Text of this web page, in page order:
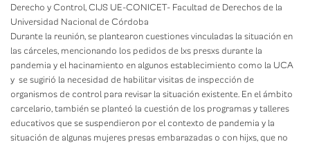
Derecho y Control, CIJS UE-CONICET- Facultad de Derechos de la
Universidad Nacional de Córdoba
Durante la reunión, se plantearon cuestiones vinculadas la situación en
las cárceles, mencionando los pedidos de lxs presxs durante la
pandemia y el hacinamiento en algunos establecimiento como la UCA
y se sugirió la necesidad de habilitar visitas de inspección de
organismos de control para revisar la situación existente. En el ámbito
carcelario, también se planteó la cuestión de los programas y talleres
educativos que se suspendieron por el contexto de pandemia y la
situación de algunas mujeres presas embarazadas o con hijxs, que no